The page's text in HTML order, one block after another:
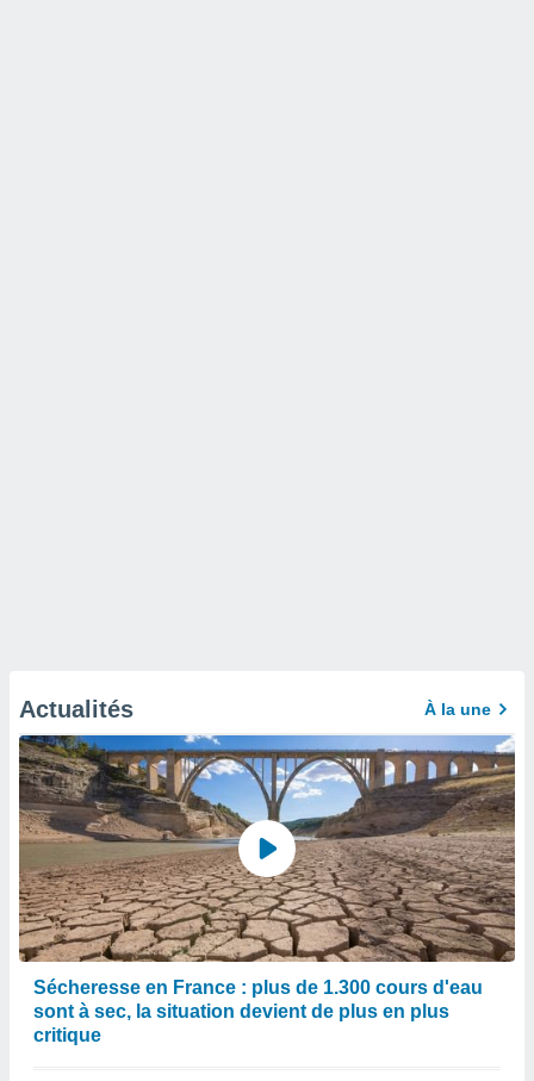
Actualités À la une
Sécheresse en France : plus de 1.300 cours d'eau
sont à sec, la situation devient de plus en plus
critique